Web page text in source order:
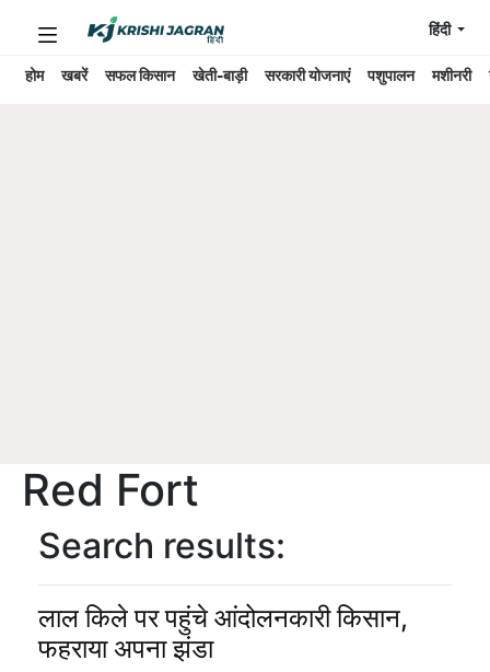
होम खबरें सफल किसान खेती-बाड़ी सरकारी योजनाएं पशुपालन मशीनरी
हिंदी
Red Fort
Search results:
लाल किले पर पहुंचे आंदोलनकारी किसान,
फहराया अपना झंडा